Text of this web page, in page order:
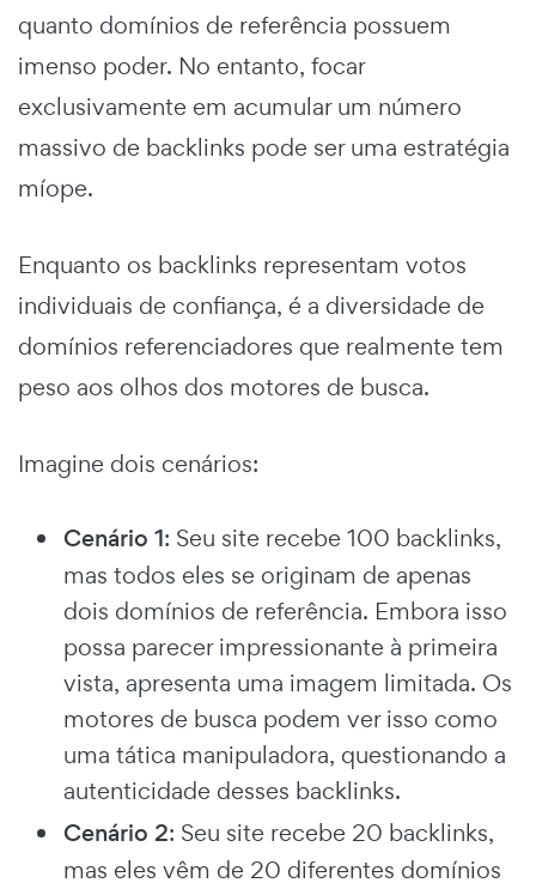
quanto domínios de referência possuem
imenso poder. No entanto, focar
exclusivamente em acumular um número
massivo de backlinks pode ser uma estratégia
míope.
Enquanto os backlinks representam votos
individuais de confiança, é a diversidade de
domínios referenciadores que realmente tem
peso aos olhos dos motores de busca.
Imagine dois cenários:
Cenário 1: Seu site recebe 100 backlinks,
mas todos eles se originam de apenas
dois domínios de referência. Embora isso
possa parecer impressionante à primeira
vista, apresenta uma imagem limitada. Os
motores de busca podem ver isso como
uma tática manipuladora, questionando a
autenticidade desses backlinks.
Cenário 2: Seu site recebe 20 backlinks,
mas eles vêm de 20 diferentes domínios